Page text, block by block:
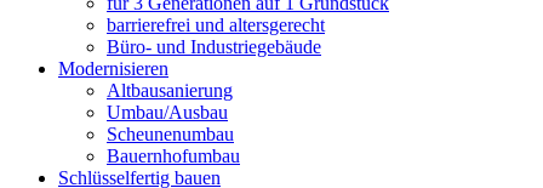
barrierefrei und altersgerecht
Büro- und Industriegebäude
Modernisieren
Altbausanierung
Umbau/Ausbau
Scheunenumbau
Bauernhofumbau
Schlüsselfertig bauen